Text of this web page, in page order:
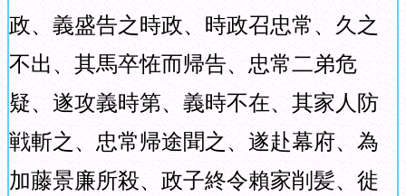
政、義盛告之時政、時政召忠常、久之
不出、其馬卒恠而帰告、忠常二弟危
疑、遂攻義時第、義時不在、其家人防
戦斬之、忠常帰途聞之、遂赴幕府、為
加藤景廉所殺、政子終令賴家削髪、徙